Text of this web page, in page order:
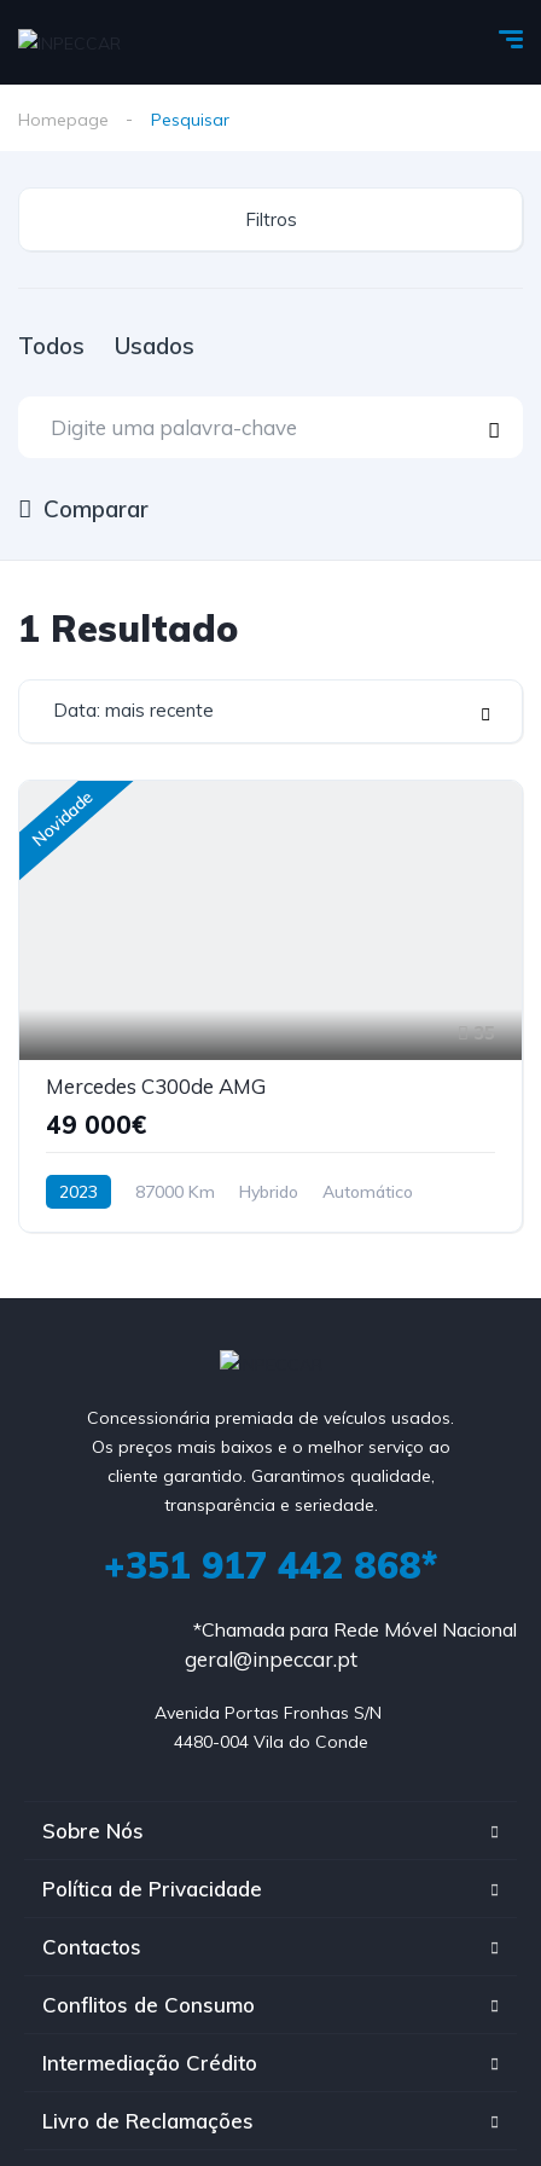
Homepage Pesquisar
Filtros
Todos Usados
Comparar
1 Resultado
Data: mais recente
Novidade
35
Mercedes C300de AMG
49 000€
2023 87000 Km Hybrido Automático
Concessionária premiada de veículos usados.
Os preços mais baixos e o melhor serviço ao
cliente garantido. Garantimos qualidade,
transparência e seriedade.
+351 917 442 868*
*Chamada para Rede Móvel Nacional
geral@inpeccar.pt
Avenida Portas Fronhas S/N
4480-004 Vila do Conde
Sobre Nós
Política de Privacidade
Contactos
Conflitos de Consumo
Intermediação Crédito
Livro de Reclamações